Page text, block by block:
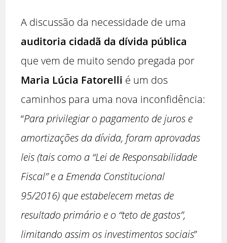
A discussão da necessidade de uma
auditoria cidadã da dívida pública
que vem de muito sendo pregada por
Maria Lúcia Fatorelli é um dos
caminhos para uma nova inconfidência:
“Para privilegiar o pagamento de juros e
amortizações da dívida, foram aprovadas
leis (tais como a “Lei de Responsabilidade
Fiscal” e a Emenda Constitucional
95/2016) que estabelecem metas de
resultado primário e o “teto de gastos”,
limitando assim os investimentos sociais”